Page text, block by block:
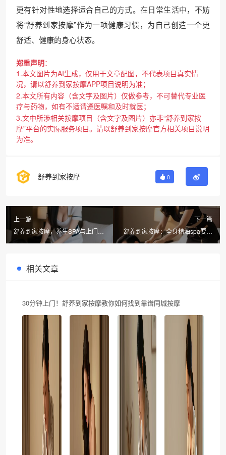
更有针对性地选择适合自己的方式。在日常生活中，不妨
将“舒养到家按摩”作为一项健康习惯，为自己创造一个更
舒适、健康的身心状态。
郑重声明：
1.本文图片为AI生成，仅用于文章配图，不代表项目真实情
况，请以舒养到家按摩APP项目说明为准；
2.本文所有内容（含文字及图片）仅做参考，不可替代专业医
疗与药物，如有不适请遵医嘱和及时就医；
3.文中所涉相关按摩项目（含文字及图片）亦非“舒养到家按
摩”平台的实际服务项目。请以舒养到家按摩官方相关项目说明
为准。
舒养到家按摩 0
上一篇
舒养到家按摩，养生SPA与上门按
摩的深层对比
下一篇
舒养到家按摩：全身精油spa要脱
光吗？如何选择合适的上门按摩服
相关文章
30分钟上门！舒养到家按摩教你如何找到靠谱同城按摩